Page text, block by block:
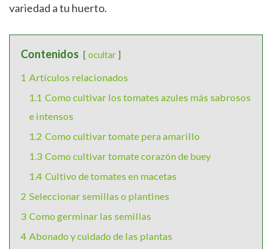
variedad a tu huerto.
Contenidos ocultar
1 Artículos relacionados
1.1 Como cultivar los tomates azules más sabrosos
e intensos
1.2 Como cultivar tomate pera amarillo
1.3 Como cultivar tomate corazón de buey
1.4 Cultivo de tomates en macetas
2 Seleccionar semillas o plantines
3 Como germinar las semillas
4 Abonado y cuidado de las plantas